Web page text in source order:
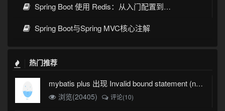
Spring Boot 使用 Redis：从入门配置到缓存实战
Spring Boot与Spring MVC核心注解
热门推荐
mybatis plus 出现 Invalid bound statement (not found)
浏览(20405)
评论(10)